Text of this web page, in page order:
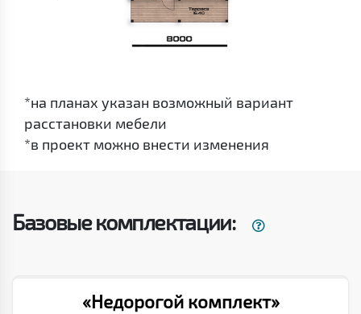
*на планах указан возможный вариант
расстановки мебели
*в проект можно внести изменения
Базовые комплектации:
«Недорогой комплект»